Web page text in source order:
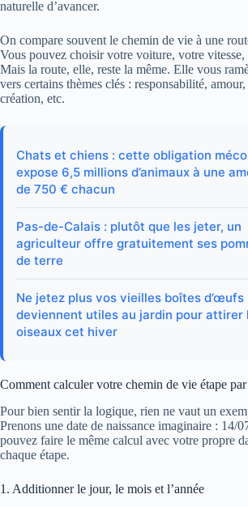
naturelle d’avancer.
On compare souvent le chemin de vie à une
Vous pouvez choisir votre voiture, votre vitesse,
Mais la route, elle, reste la même. Elle vous
vers certains thèmes clés : responsabilité,
création, etc.
Chats et chiens : cette obligation
expose 6,5 millions d’animaux à une
de 750 € chacun
Pas-de-Calais : plutôt que les jeter, un
agriculteur offre gratuitement ses
de terre
Ne jetez plus vos vieilles boîtes d’œufs
deviennent utiles au jardin pour attirer
oiseaux cet hiver
Comment calculer votre chemin de vie étape par
Pour bien sentir la logique, rien ne vaut un
Prenons une date de naissance imaginaire : 14/
pouvez faire le même calcul avec votre propre
chaque étape.
1. Additionner le jour, le mois et l’année